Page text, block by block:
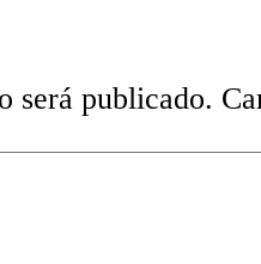
será publicado.